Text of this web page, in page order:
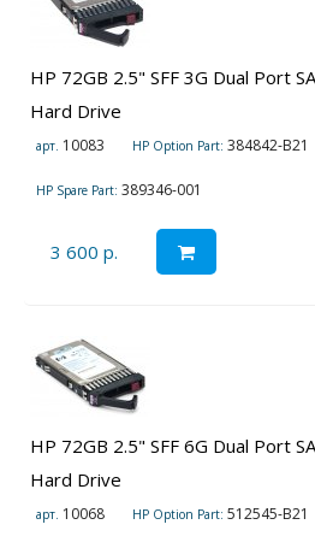
HP 72GB 2.5" SFF 3G Dual Port
Hard Drive
арт. 10083 HP Option Part: 384842-B21
HP Spare Part: 389346-001
3 600 р.
HP 72GB 2.5" SFF 6G Dual Port
Hard Drive
арт. 10068 HP Option Part: 512545-B21